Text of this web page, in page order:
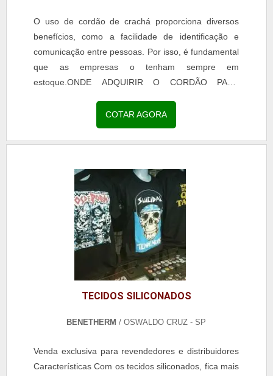
O uso de cordão de crachá proporciona diversos
benefícios, como a facilidade de identificação e
comunicação entre pessoas. Por isso, é fundamental
que as empresas o tenham sempre em
estoque.ONDE ADQUIRIR O CORDÃO PARA
funcionários não percam o crachá, o cordão tem
confecção personalizada e pode conter diversas
informações sobre a companhia solicitante, como
atacado, o cordão pode ser liso ou texturizado. Est.
COTAR AGORA
TECIDOS SILICONADOS
BENETHERM / OSWALDO CRUZ - SP
Venda exclusiva para revendedores e distribuidores
Características Com os tecidos siliconados, fica mais